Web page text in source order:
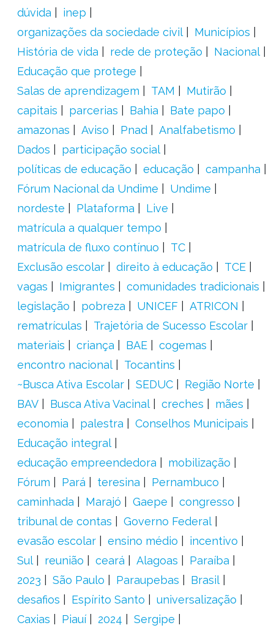
dúvida
inep
organizações da sociedade civil
Municípios
História de vida
rede de proteção
Nacional
Educação que protege
Salas de aprendizagem
TAM
Mutirão
capitais
parcerias Bahia
Bate papo
amazonas
Aviso Pnad
Analfabetismo
Dados
participação social
políticas de educação
educação
campanha
Fórum Nacional da Undime
Undime
nordeste
Plataforma
Live
matrícula a qualquer tempo
matrícula de fluxo contínuo
TC
Exclusão escolar
direito à educação
TCE
vagas
Imigrantes
comunidades tradicionais
legislação
pobreza UNICEF
ATRICON
rematrículas
Trajetória de Sucesso Escolar
materiais
criança BAE
cogemas
encontro nacional
Tocantins
~Busca Ativa Escolar
SEDUC
Região Norte
BAV
Busca Ativa Vacinal creches
mães
economia
palestra
Conselhos Municipais
Educação integral
educação empreendedora
mobilização
Fórum
Pará teresina
Pernambuco
caminhada
Marajó Gaepe
congresso
tribunal de contas
Governo Federal
evasão escolar
ensino médio
incentivo
Sul
reunião ceará Alagoas
Paraíba
2023
São Paulo Paraupebas
Brasil
desafios
Espírito Santo
universalização
Caxias
Piauí 2024 Sergipe